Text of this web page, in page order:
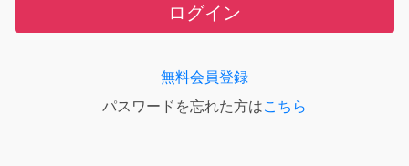
ログイン
無料会員登録
パスワードを忘れた方はこちら